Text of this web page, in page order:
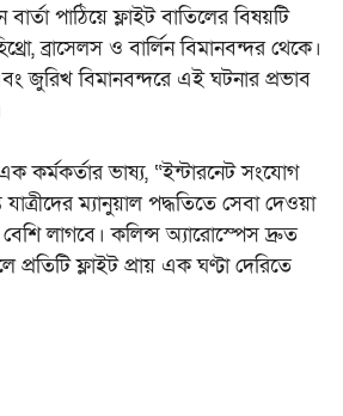
পাঠিয়ে ফ্লাইট বাতিলের বিষয়টি
ব্রাসেলস ও বার্লিন বিমানবন্দর থেকে।
জুরিখ বিমানবন্দরে এই ঘটনার প্রভাব
কর্মকর্তার ভাষ্য, “ইন্টারনেট সংযোগ
যাত্রীদের ম্যানুয়াল পদ্ধতিতে সেবা দেওয়া
লাগবে। কলিন্স অ্যারোস্পেস দ্রুত
প্রতিটি ফ্লাইট প্রায় এক ঘণ্টা দেরিতে